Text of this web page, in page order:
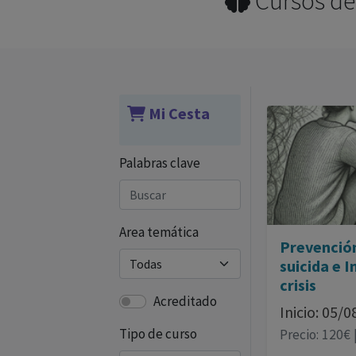
Mi Cesta
Palabras clave
Area temática
Acreditado
Tipo de curso
suicida e
crisis
Inicio: 05/
Precio: 120€